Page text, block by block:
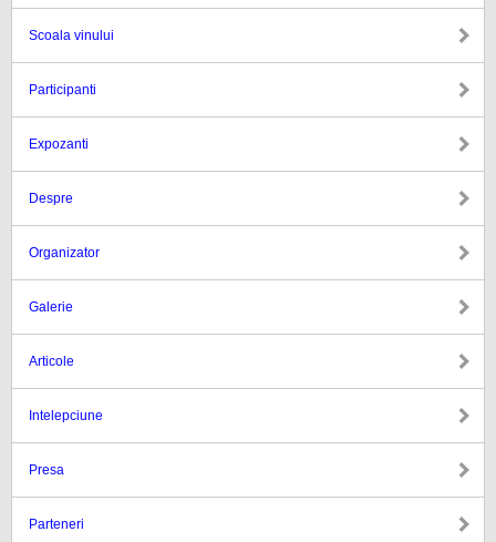
Scoala vinului
Participanti
Expozanti
Despre
Organizator
Galerie
Articole
Intelepciune
Presa
Parteneri